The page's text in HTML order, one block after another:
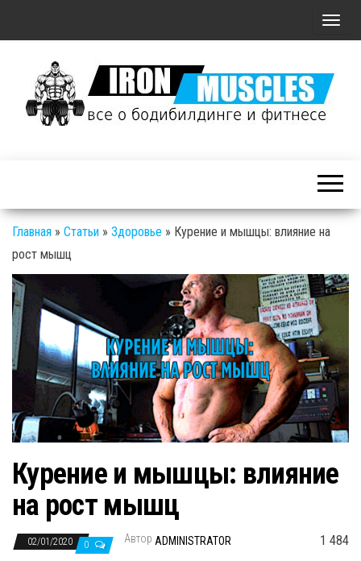
П
к
а
ь
/
р
ы
н
а
в
и
а
ю
и фитнесе
Главная » Статьи » Здоровье » Курение и мышцы: влияние на
рост мышц
Курение и мышцы: влияние
на рост мышц
02/01/2020 0 Автор ADMINISTRATOR 1 484